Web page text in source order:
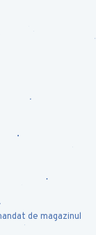
de magazinul